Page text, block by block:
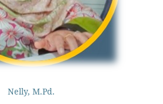
Nelly, M.Pd.